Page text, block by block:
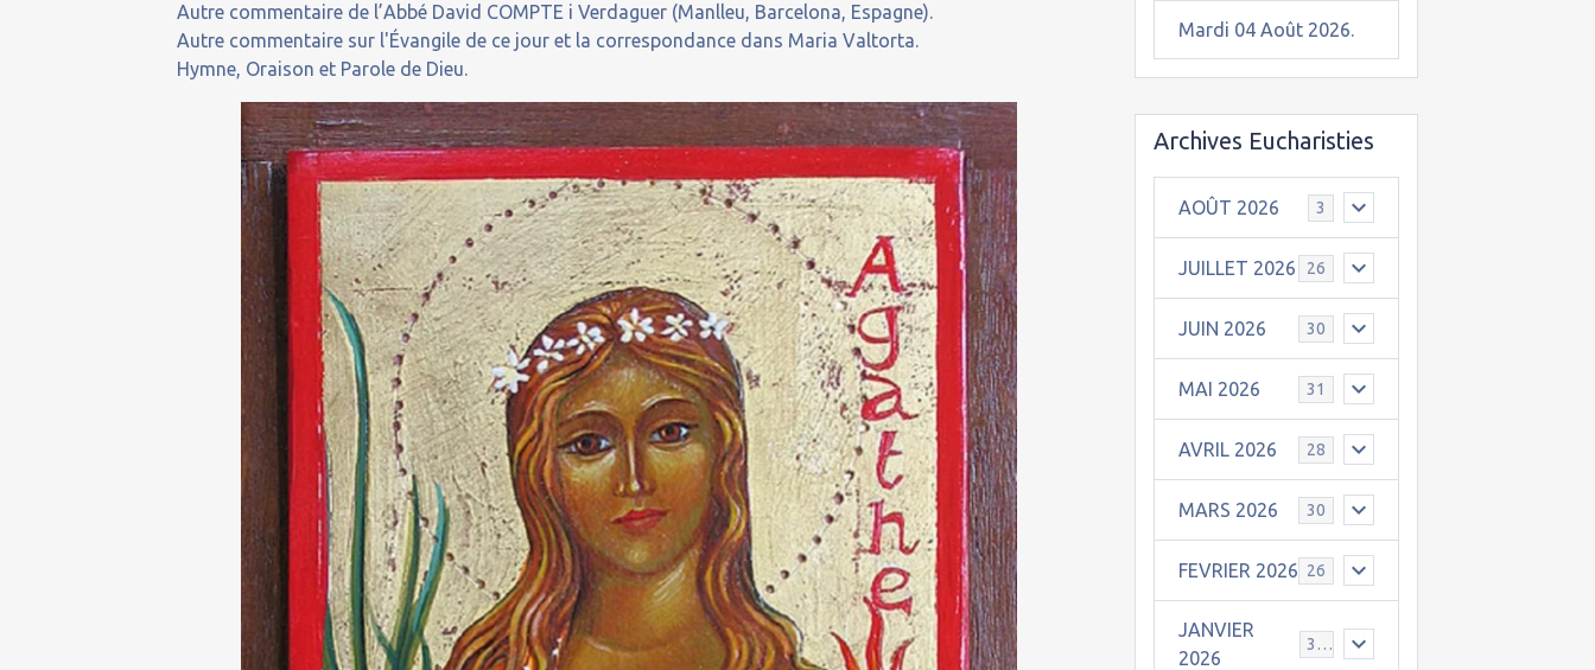
Autre commentaire de l’Abbé David COMPTE i Verdaguer (Manlleu, Barcelona, Espagne).
Autre commentaire sur l'Évangile de ce jour et la correspondance dans Maria Valtorta.
Hymne, Oraison et Parole de Dieu.
Mardi 04 Août 2026.
Archives Eucharisties
AOÛT 2026 3
JUILLET 2026 26
JUIN 2026 30
MAI 2026 31
AVRIL 2026 28
MARS 2026 30
FEVRIER 2026 26
JANVIER
2026
31